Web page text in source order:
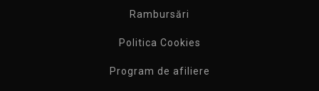
Rambursări
Politica Cookies
Program de afiliere